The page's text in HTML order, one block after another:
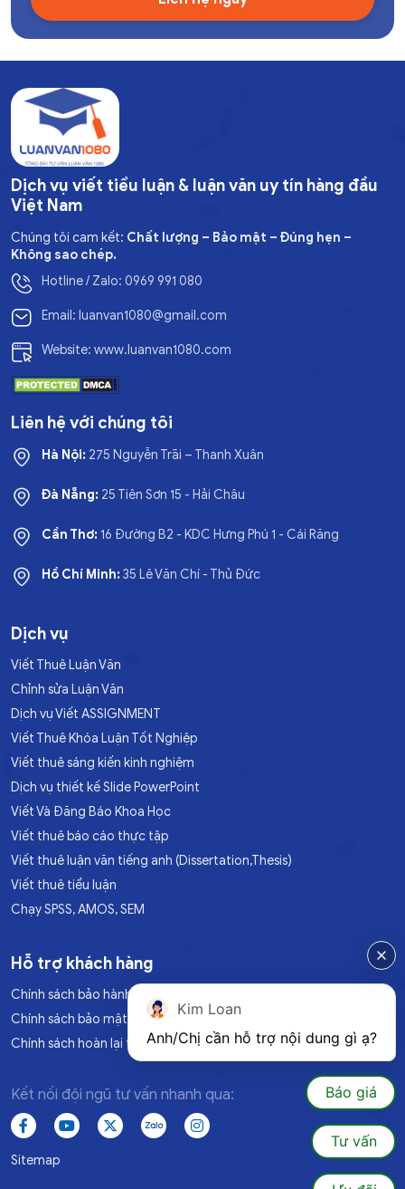
Dịch vụ viết tiểu luận & luận văn uy tín hàng đầu
Việt Nam
Chúng tôi cam kết: Chất lượng – Bảo mật – Đúng hẹn –
Không sao chép.
Hotline / Zalo: 0969 991 080
Email: luanvan1080@gmail.com
Website: www.luanvan1080.com
Liên hệ với chúng tôi
Hà Nội: 275 Nguyễn Trãi – Thanh Xuân
Đà Nẵng: 25 Tiên Sơn 15 - Hải Châu
Cần Thơ:16 Đường B2 - KDC Hưng Phú 1 - Cái Răng
Hồ Chí Minh:35 Lê Văn Chí - Thủ Đức
Dịch vụ
Viết Thuê Luận Văn
Chỉnh sửa Luận Văn
Dịch vụ Viết ASSIGNMENT
Viết Thuê Khóa Luận Tốt Nghiệp
Viết thuê sáng kiến kinh nghiệm
Dịch vụ thiết kế Slide PowerPoint
Viết Và Đăng Báo Khoa Học
Viết thuê báo cáo thực tập
Viết thuê luận văn tiếng anh (Dissertation,Thesis)
Viết thuê tiểu luận
Chạy SPSS, AMOS, SEM
Hỗ trợ khách hàng
Chính sách bảo hành
Chính sách bảo mật
Chính sách hoàn lại tiền
Kết nối đội ngũ tư vấn nhanh qua:
Sitemap
Kim Loan
Anh/Chị cần hỗ trợ nội dung gì ạ?
Báo giá
Tư vấn